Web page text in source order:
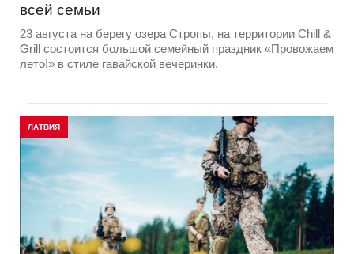
всей семьи
23 августа на берегу озера Стропы, на территории Chill &
Grill состоится большой семейный праздник «Провожаем
лето!» в стиле гавайской вечеринки.
ЛАТВИЯ